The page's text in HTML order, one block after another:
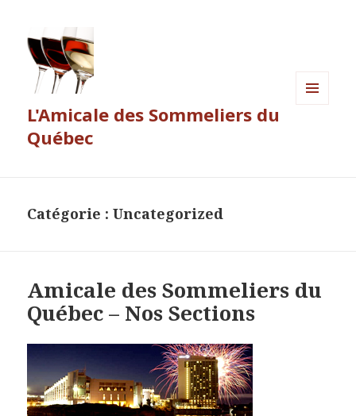
L'Amicale des Sommeliers du
Québec
Catégorie :Uncategorized
Amicale des Sommeliers du
Québec – Nos Sections